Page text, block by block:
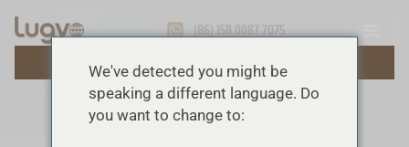
(86) 158 0087 7075
OBTENIR UN DEVIS GRATUIT
We've detected you might be
speaking a different language. Do
you want to change to: